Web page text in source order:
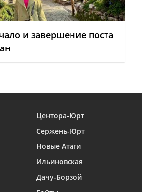
и завершение поста
Центора-Юрт
Сержень-Юрт
Новые Атаги
Ильиновская
Дачу-Борзой